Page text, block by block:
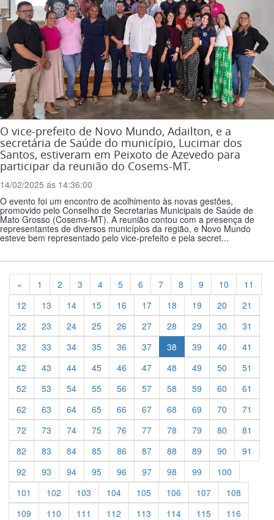
O vice-prefeito de Novo Mundo, Adailton, e a
secretária de Saúde do município, Lucimar dos
Santos, estiveram em Peixoto de Azevedo para
participar da reunião do Cosems-MT.
14/02/2025 ás 14:36:00
O evento foi um encontro de acolhimento às novas gestões,
promovido pelo Conselho de Secretarias Municipais de Saúde de
Mato Grosso (Cosems-MT). A reunião contou com a presença de
representantes de diversos municípios da região, e Novo Mundo
esteve bem representado pelo vice-prefeito e pela secret...
« Previous
1 2 3 4 5 6 7 8 9 10
11
12
13 14 15 16 17 18 19 20
21
22
23 24 25 26 27 28 29 30
31
32
33 34 35 36 37 38 39 40
41
42
43 44 45 46 47 48 49 50
51
52
53 54 55 56 57 58 59 60
61
62
63 64 65 66 67 68 69 70
71
72
73 74 75 76 77 78 79 80
81
82
83 84 85 86 87 88 89 90
91
92
93 94 95 96 97 98 99
100
101
102 103 104 105 106 107
108
109
110 111 112 113 114 115
116